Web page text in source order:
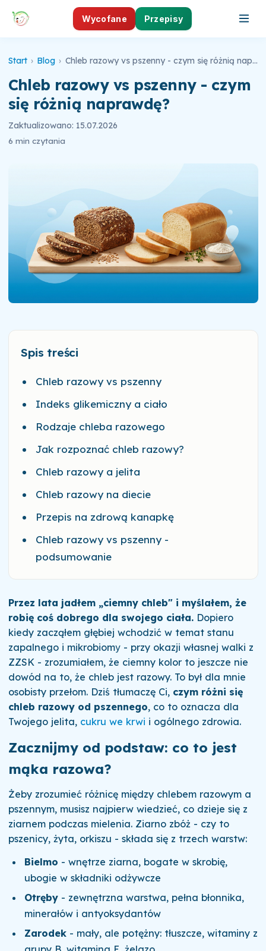
Wycofane Przepisy
Start › Blog › Chleb razowy vs pszenny - czym się różnią naprawdę?
Chleb razowy vs pszenny - czym
się różnią naprawdę?
Zaktualizowano: 15.07.2026
6 min czytania
Spis treści
Chleb razowy vs pszenny
Indeks glikemiczny a ciało
Rodzaje chleba razowego
Jak rozpoznać chleb razowy?
Chleb razowy a jelita
Chleb razowy na diecie
Przepis na zdrową kanapkę
Chleb razowy vs pszenny -
podsumowanie
Przez lata jadłem „ciemny chleb" i myślałem, że
robię coś dobrego dla swojego ciała.Dopiero
kiedy zacząłem głębiej wchodzić w temat stanu
zapalnego i mikrobiomу - przy okazji własnej walki z
ZZSK - zrozumiałem, że ciemny kolor to jeszcze nie
dowód na to, że chleb jest razowy. To był dla mnie
osobisty przełom. Dziś tłumaczę Ci, czym różni się
chleb razowy od pszennego, co to oznacza dla
Twojego jelita, cukru we krwi i ogólnego zdrowia.
Zacznijmy od podstaw: co to jest
mąka razowa?
Żeby zrozumieć różnicę między chlebem razowym a
pszennym, musisz najpierw wiedzieć, co dzieje się z
ziarnem podczas mielenia. Ziarno zbóż - czy to
pszenicy, żyta, orkiszu - składa się z trzech warstw:
Bielmo - wnętrze ziarna, bogate w skrobię,
ubogie w składniki odżywcze
Otręby - zewnętrzna warstwa, pełna błonnika,
minerałów i antyoksydantów
Zarodek - mały, ale potężny: tłuszcze, witaminy z